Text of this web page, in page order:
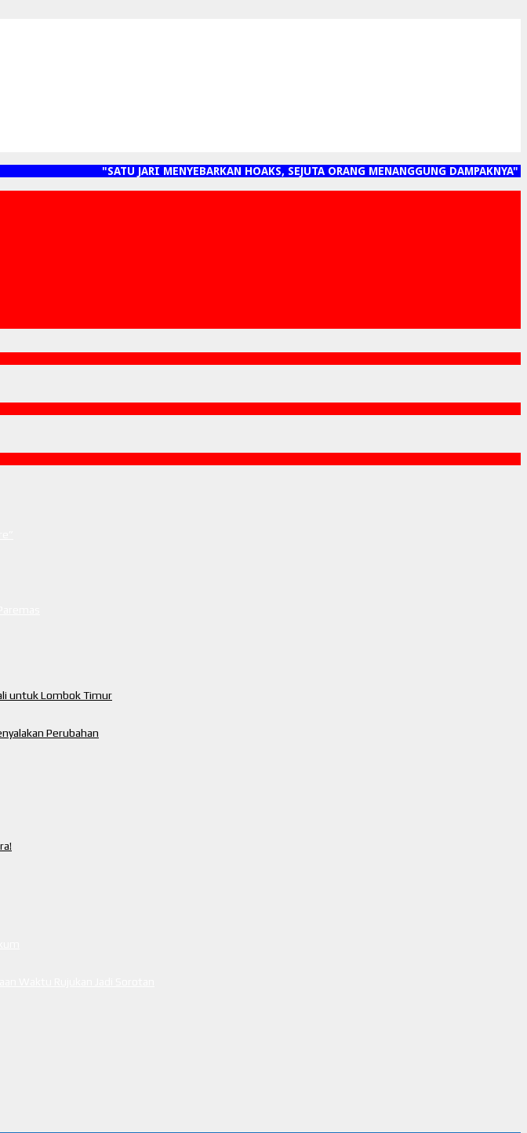
"SATU JARI MENYEBARKAN HOAKS, SEJUTA ORANG MENANGGUNG DAMPAKNYA"
untuk Lombok Timur
Perubahan